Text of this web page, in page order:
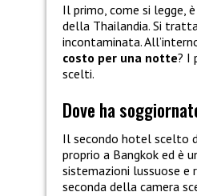
Il primo, come si legge,
della Thailandia. Si
incontaminata.
costo per una notte? I
scelti.
Dove ha
Il secondo hotel scelto
proprio a Bangkok ed è
sistemazioni lussuose e
seconda della camera